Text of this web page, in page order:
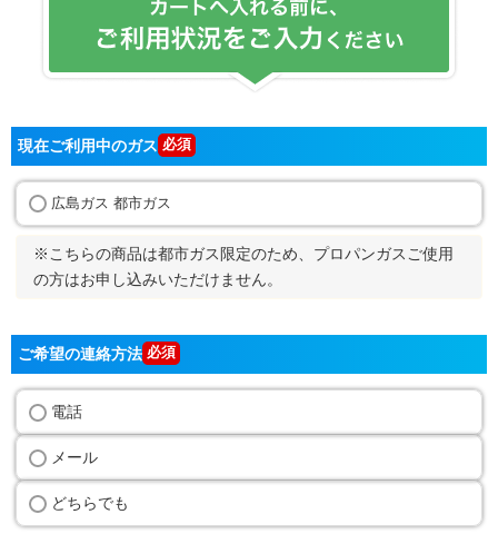
現在ご利用中のガス
広島ガス 都市ガス
※こちらの商品は都市ガス限定のため、プロパンガスご使用
の方はお申し込みいただけません。
ご希望の連絡方法
電話
メール
どちらでも